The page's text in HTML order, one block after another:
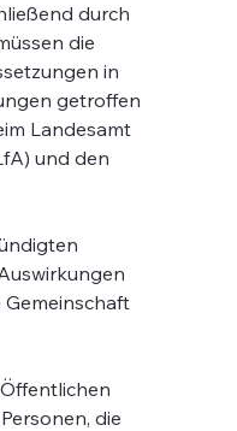
durch
die
in
getroffen
Landesamt
und den
die